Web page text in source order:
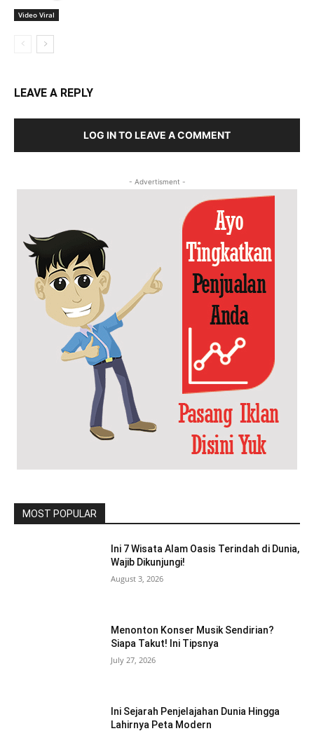
Video Viral
LEAVE A REPLY
LOG IN TO LEAVE A COMMENT
- Advertisment -
MOST POPULAR
Ini 7 Wisata Alam Oasis Terindah di Dunia,
Wajib Dikunjungi!
August 3, 2026
Menonton Konser Musik Sendirian?
Siapa Takut! Ini Tipsnya
July 27, 2026
Ini Sejarah Penjelajahan Dunia Hingga
Lahirnya Peta Modern